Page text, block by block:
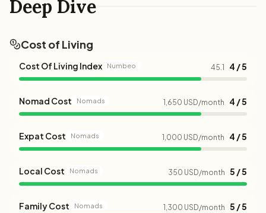
Deep Dive
Cost of Living
Cost Of Living Index Numbeo 45.1 4 / 5
Nomad Cost Nomads 1,650 USD/month 4 / 5
Expat Cost Nomads 1,000 USD/month 4 / 5
Local Cost Nomads 350 USD/month 5 / 5
Family Cost Nomads 1,300 USD/month 5 / 5